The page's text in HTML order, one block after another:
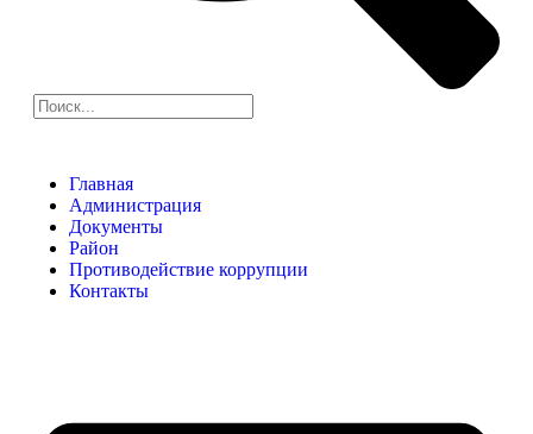
Главная
Администрация
Документы
Район
Противодействие коррупции
Контакты